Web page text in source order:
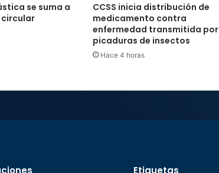
se suma a
CCSS inicia distribución de
medicamento contra
enfermedad transmitida por
picaduras de insectos
Hace 4 horas